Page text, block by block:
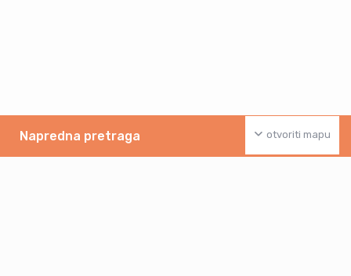
otvoriti mapu
Napredna pretraga